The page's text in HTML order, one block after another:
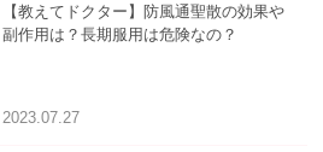
【教えてドクター】防風通聖散の効果や
副作用は？長期服用は危険なの？
2023.07.27